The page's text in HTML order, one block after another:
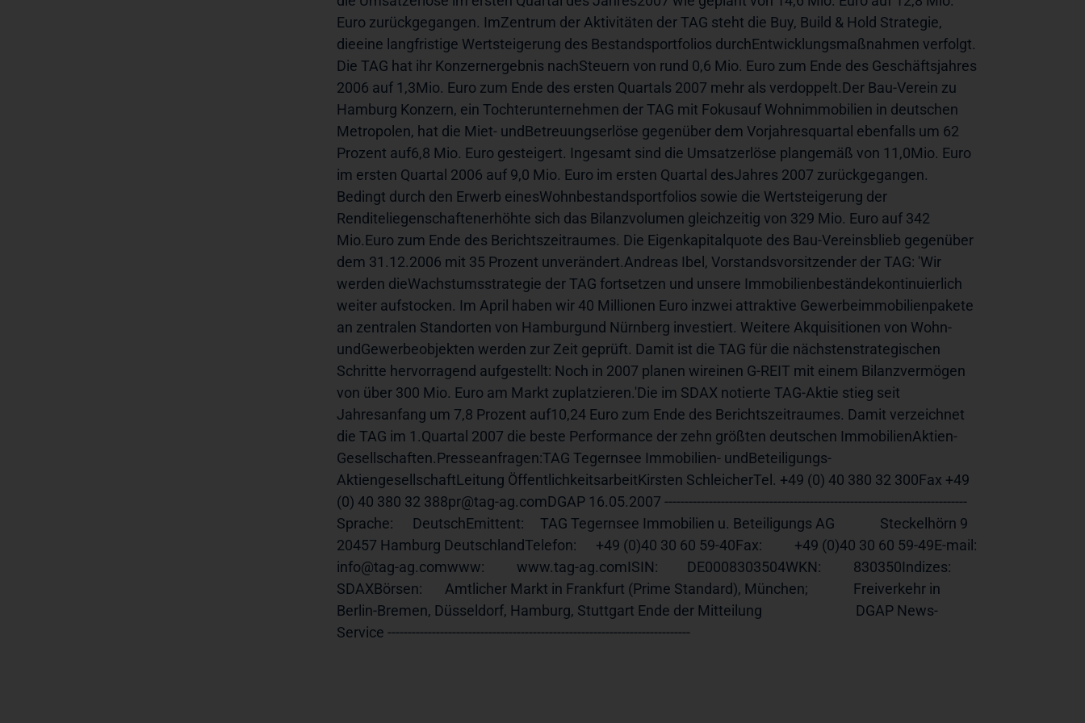
Euro zurückgegangen. ImZentrum der Aktivitäten der TAG steht die Buy, Build & Hold Strategie,
dieeine langfristige Wertsteigerung des Bestandsportfolios durchEntwicklungsmaßnahmen verfolgt.
Die TAG hat ihr Konzernergebnis nachSteuern von rund 0,6 Mio. Euro zum Ende des Geschäftsjahres
2006 auf 1,3Mio. Euro zum Ende des ersten Quartals 2007 mehr als verdoppelt.Der Bau-Verein zu
Hamburg Konzern, ein Tochterunternehmen der TAG mit Fokusauf Wohnimmobilien in deutschen
Metropolen, hat die Miet- undBetreuungserlöse gegenüber dem Vorjahresquartal ebenfalls um 62
Prozent auf6,8 Mio. Euro gesteigert. Ingesamt sind die Umsatzerlöse plangemäß von 11,0Mio. Euro
im ersten Quartal 2006 auf 9,0 Mio. Euro im ersten Quartal desJahres 2007 zurückgegangen.
Bedingt durch den Erwerb einesWohnbestandsportfolios sowie die Wertsteigerung der
Renditeliegenschaftenerhöhte sich das Bilanzvolumen gleichzeitig von 329 Mio. Euro auf 342
Mio.Euro zum Ende des Berichtszeitraumes. Die Eigenkapitalquote des Bau-Vereinsblieb gegenüber
dem 31.12.2006 mit 35 Prozent unverändert.Andreas Ibel, Vorstandsvorsitzender der TAG: 'Wir
werden dieWachstumsstrategie der TAG fortsetzen und unsere Immobilienbeständekontinuierlich
weiter aufstocken. Im April haben wir 40 Millionen Euro inzwei attraktive Gewerbeimmobilienpakete
an zentralen Standorten von Hamburgund Nürnberg investiert. Weitere Akquisitionen von Wohn-
undGewerbeobjekten werden zur Zeit geprüft. Damit ist die TAG für die nächstenstrategischen
Schritte hervorragend aufgestellt: Noch in 2007 planen wireinen G-REIT mit einem Bilanzvermögen
von über 300 Mio. Euro am Markt zuplatzieren.'Die im SDAX notierte TAG-Aktie stieg seit
Jahresanfang um 7,8 Prozent auf10,24 Euro zum Ende des Berichtszeitraumes. Damit verzeichnet
die TAG im 1.Quartal 2007 die beste Performance der zehn größten deutschen ImmobilienAktien-
Gesellschaften.Presseanfragen:TAG Tegernsee Immobilien- undBeteiligungs-
AktiengesellschaftLeitung ÖffentlichkeitsarbeitKirsten SchleicherTel. +49 (0) 40 380 32 300Fax +49
(0) 40 380 32 388pr@tag-ag.comDGAP 16.05.2007 ---------------------------------------------------------------------------
Sprache:      DeutschEmittent:     TAG Tegernsee Immobilien u. Beteiligungs AG              Steckelhörn 9
20457 Hamburg DeutschlandTelefon:      +49 (0)40 30 60 59-40Fax:          +49 (0)40 30 60 59-49E-mail:
info@tag-ag.comwww:          www.tag-ag.comISIN:         DE0008303504WKN:          830350Indizes:
SDAXBörsen:       Amtlicher Markt in Frankfurt (Prime Standard), München;              Freiverkehr in
Berlin-Bremen, Düsseldorf, Hamburg, Stuttgart Ende der Mitteilung                             DGAP News-
Service ---------------------------------------------------------------------------